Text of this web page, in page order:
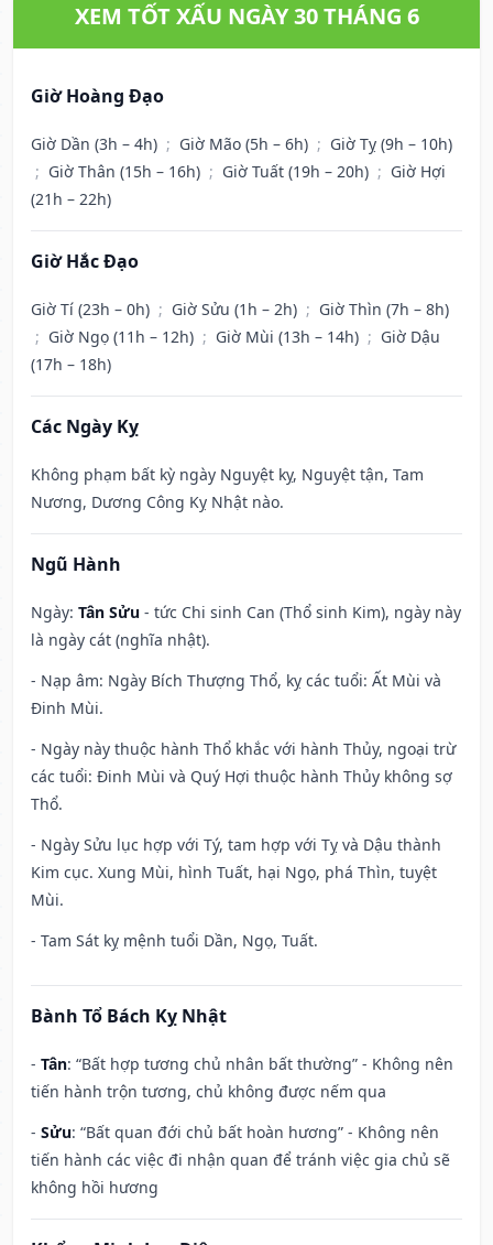
XEM TỐT XẤU NGÀY 30 THÁNG 6
Giờ Hoàng Đạo
Giờ Dần (3h – 4h) ; Giờ Mão (5h – 6h) ; Giờ Tỵ (9h – 10h)
; Giờ Thân (15h – 16h) ; Giờ Tuất (19h – 20h) ; Giờ Hợi
(21h – 22h)
Giờ Hắc Đạo
Giờ Tí (23h – 0h) ; Giờ Sửu (1h – 2h) ; Giờ Thìn (7h – 8h)
; Giờ Ngọ (11h – 12h) ; Giờ Mùi (13h – 14h) ; Giờ Dậu
(17h – 18h)
Các Ngày Kỵ
Không phạm bất kỳ ngày Nguyệt kỵ, Nguyệt tận, Tam
Nương, Dương Công Kỵ Nhật nào.
Ngũ Hành
Ngày: Tân Sửu - tức Chi sinh Can (Thổ sinh Kim), ngày này
là ngày cát (nghĩa nhật).
- Nạp âm: Ngày Bích Thượng Thổ, kỵ các tuổi: Ất Mùi và
Đinh Mùi.
- Ngày này thuộc hành Thổ khắc với hành Thủy, ngoại trừ
các tuổi: Đinh Mùi và Quý Hợi thuộc hành Thủy không sợ
Thổ.
- Ngày Sửu lục hợp với Tý, tam hợp với Tỵ và Dậu thành
Kim cục. Xung Mùi, hình Tuất, hại Ngọ, phá Thìn, tuyệt
Mùi.
- Tam Sát kỵ mệnh tuổi Dần, Ngọ, Tuất.
Bành Tổ Bách Kỵ Nhật
- Tân: “Bất hợp tương chủ nhân bất thường” - Không nên
tiến hành trộn tương, chủ không được nếm qua
- Sửu: “Bất quan đới chủ bất hoàn hương” - Không nên
tiến hành các việc đi nhận quan để tránh việc gia chủ sẽ
không hồi hương